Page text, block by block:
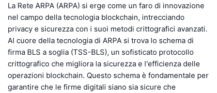
La Rete ARPA (ARPA) si erge come un faro di innovazione
nel campo della tecnologia blockchain, intrecciando
privacy e sicurezza con i suoi metodi crittografici avanzati.
Al cuore della tecnologia di ARPA si trova lo schema di
firma BLS a soglia (TSS-BLS), un sofisticato protocollo
crittografico che migliora la sicurezza e l'efficienza delle
operazioni blockchain. Questo schema è fondamentale per
garantire che le firme digitali siano sia sicure che